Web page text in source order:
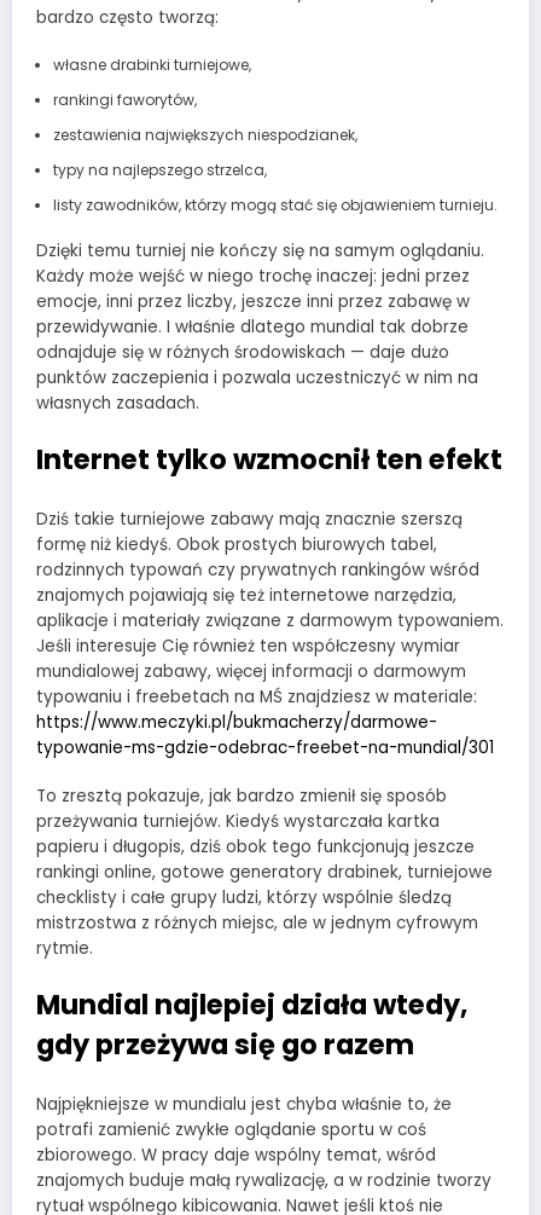
bardzo często tworzą:
własne drabinki turniejowe,
rankingi faworytów,
zestawienia największych niespodzianek,
typy na najlepszego strzelca,
listy zawodników, którzy mogą stać się objawieniem turnieju.
Dzięki temu turniej nie kończy się na samym oglądaniu.
Każdy może wejść w niego trochę inaczej: jedni przez
emocje, inni przez liczby, jeszcze inni przez zabawę w
przewidywanie. I właśnie dlatego mundial tak dobrze
odnajduje się w różnych środowiskach — daje dużo
punktów zaczepienia i pozwala uczestniczyć w nim na
własnych zasadach.
Internet tylko wzmocnił ten efekt
Dziś takie turniejowe zabawy mają znacznie szerszą
formę niż kiedyś. Obok prostych biurowych tabel,
rodzinnych typowań czy prywatnych rankingów wśród
znajomych pojawiają się też internetowe narzędzia,
aplikacje i materiały związane z darmowym typowaniem.
Jeśli interesuje Cię również ten współczesny wymiar
mundialowej zabawy, więcej informacji o darmowym
typowaniu i freebetach na MŚ znajdziesz w materiale:
https://www.meczyki.pl/bukmacherzy/darmowe-
typowanie-ms-gdzie-odebrac-freebet-na-mundial/301
To zresztą pokazuje, jak bardzo zmienił się sposób
przeżywania turniejów. Kiedyś wystarczała kartka
papieru i długopis, dziś obok tego funkcjonują jeszcze
rankingi online, gotowe generatory drabinek, turniejowe
checklisty i całe grupy ludzi, którzy wspólnie śledzą
mistrzostwa z różnych miejsc, ale w jednym cyfrowym
rytmie.
Mundial najlepiej działa wtedy,
gdy przeżywa się go razem
Najpiękniejsze w mundialu jest chyba właśnie to, że
potrafi zamienić zwykłe oglądanie sportu w coś
zbiorowego. W pracy daje wspólny temat, wśród
znajomych buduje małą rywalizację, a w rodzinie tworzy
rytuał wspólnego kibicowania. Nawet jeśli ktoś nie